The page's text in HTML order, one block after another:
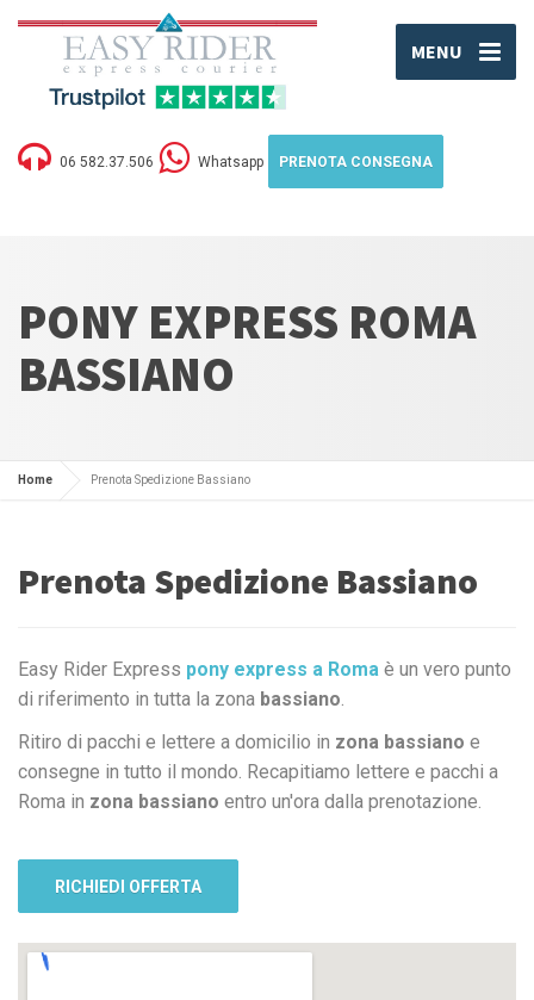
MENU
06 582.37.506 Whatsapp PRENOTA CONSEGNA
PONY EXPRESS ROMA
BASSIANO
Home Prenota Spedizione Bassiano
Prenota Spedizione Bassiano
Easy Rider Express pony express a Roma è un vero punto
di riferimento in tutta la zona bassiano.
Ritiro di pacchi e lettere a domicilio in zona bassiano e
consegne in tutto il mondo. Recapitiamo lettere e pacchi a
Roma in zona bassiano entro un'ora dalla prenotazione.
RICHIEDI OFFERTA